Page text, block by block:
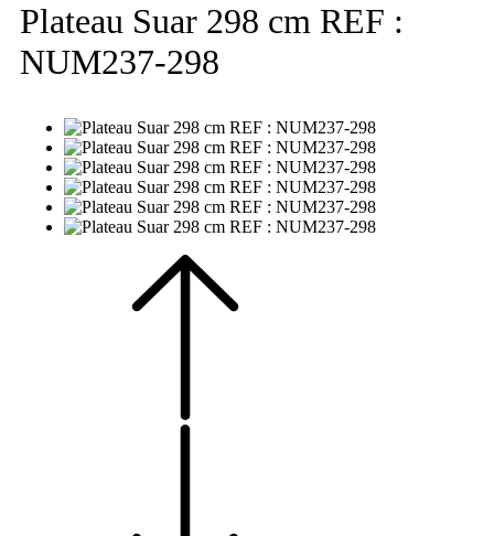
Plateau Suar 298 cm REF :
NUM237-298